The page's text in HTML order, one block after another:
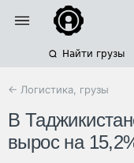
Найти грузы
← Логистика, грузы
В
вырос на